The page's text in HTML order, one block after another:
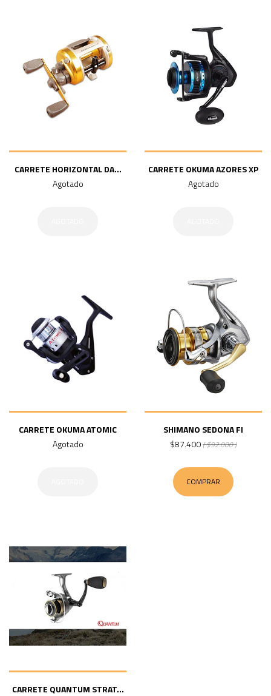
CARRETE HORIZONTAL DA...
Agotado
CARRETE OKUMA AZORES XP
Agotado
CARRETE OKUMA ATOMIC
Agotado
SHIMANO SEDONA FI
$87.400( $92.000 )
COMPRAR
CARRETE QUANTUM STRAT...